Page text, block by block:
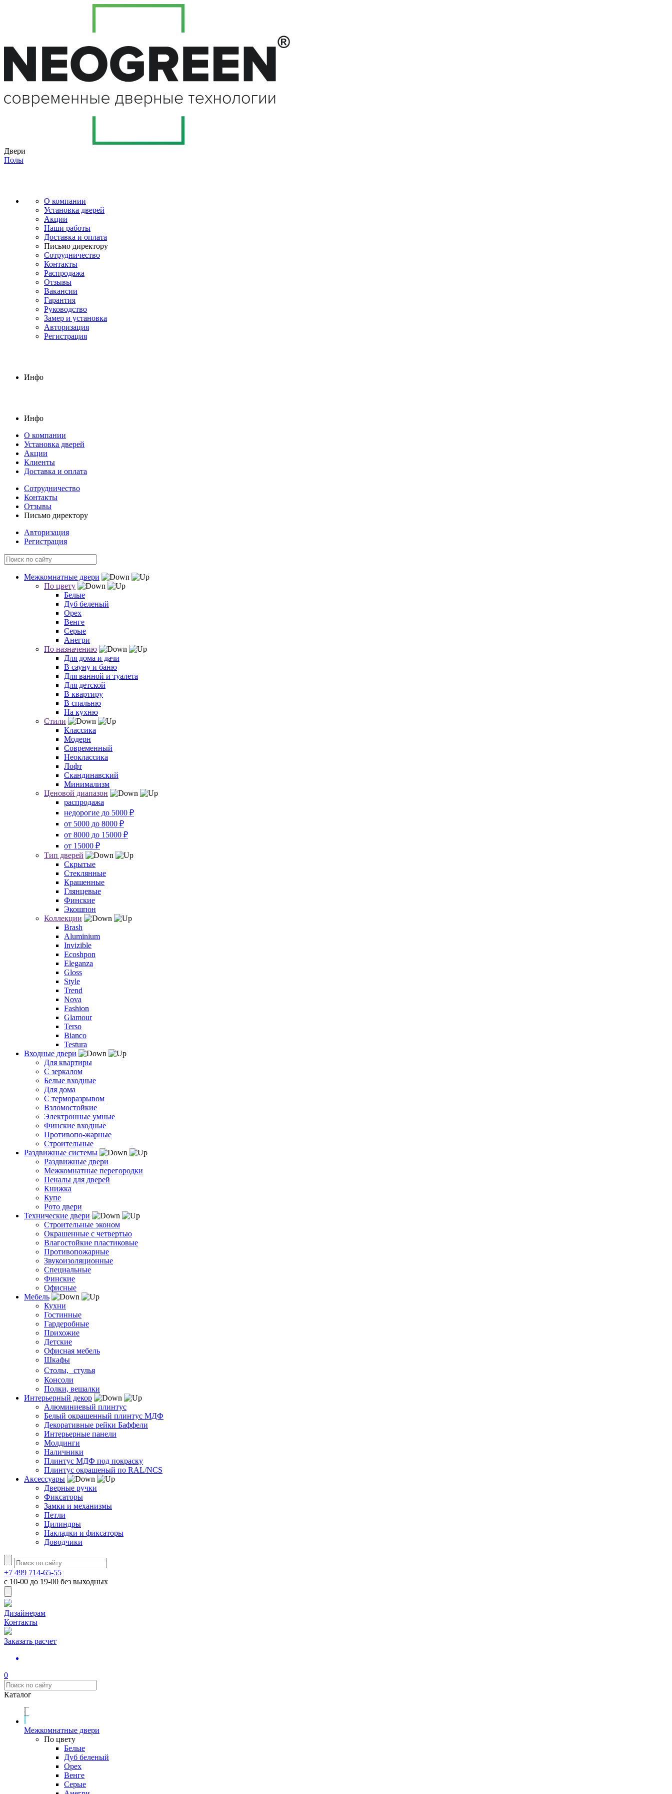
Двери
Полы
О компании
Установка дверей
Акции
Наши работы
Доставка и оплата
Письмо директору
Сотрудничество
Контакты
Распродажа
Отзывы
Вакансии
Гарантия
Руководство
Замер и установка
Авторизация
Регистрация
Инфо
Инфо
О компании
Установка дверей
Акции
Клиенты
Доставка и оплата
Сотрудничество
Контакты
Отзывы
Письмо директору
Авторизация
Регистрация
Межкомнатные двери
По цвету
Белые
Дуб беленый
Орех
Венге
Серые
Анегри
По назначению
Для дома и дачи
В сауну и баню
Для ванной и туалета
Для детской
В квартиру
В спальню
На кухню
Стили
Классика
Модерн
Современный
Неоклассика
Лофт
Скандинавский
Минимализм
Ценовой диапазон
распродажа
недорогие до 5000 ₽
от 5000 до 8000 ₽
от 8000 до 15000 ₽
от 15000 ₽
Тип дверей
Скрытые
Стеклянные
Крашенные
Глянцевые
Финские
Экошпон
Коллекции
Brash
Aluminium
Invizible
Ecoshpon
Eleganza
Gloss
Style
Trend
Nova
Fashion
Glamour
Terso
Bianco
Testura
Входные двери
Для квартиры
С зеркалом
Белые входные
Для дома
С терморазрывом
Взломостойкие
Электронные умные
Финские входные
Противопо-жарные
Строительные
Раздвижные системы
Раздвижные двери
Межкомнатные перегородки
Пеналы для дверей
Книжка
Купе
Рото двери
Технические двери
Строительные эконом
Окрашенные с четвертью
Влагостойкие пластиковые
Противопожарные
Звукоизоляционные
Специальные
Финские
Офисные
Мебель
Кухни
Гостинные
Гардеробные
Прихожие
Детские
Офисная мебель
Шкафы
Столы, стулья
Консоли
Полки, вешалки
Интерьерный декор
Алюминиевый плинтус
Белый окрашенный плинтус МДФ
Декоративные рейки Баффели
Интерьерные панели
Молдинги
Наличники
Плинтус МДФ под покраску
Плинтус окрашеный по RAL/NCS
Аксессуары
Дверные ручки
Фиксаторы
Замки и механизмы
Петли
Цилиндры
Накладки и фиксаторы
Доводчики
+7 499 714-65-55
с 10-00 до 19-00 без выходных
Дизайнерам
Контакты
Заказать расчет
0
Каталог
Межкомнатные двери
По цвету
Белые
Дуб беленый
Орех
Венге
Серые